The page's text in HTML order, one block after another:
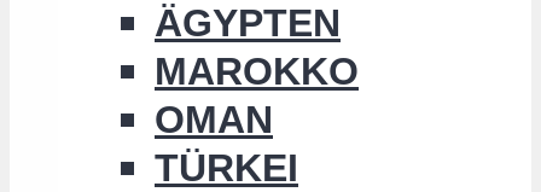
ÄGYPTEN
MAROKKO
OMAN
TÜRKEI